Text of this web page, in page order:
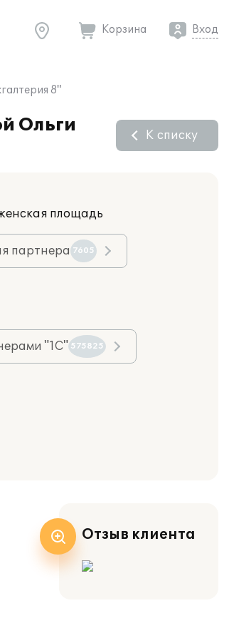
Корзина Вход
8"
Ольги
К списку
площадь
партнера 7605
"1С" 575825
Отзыв клиента